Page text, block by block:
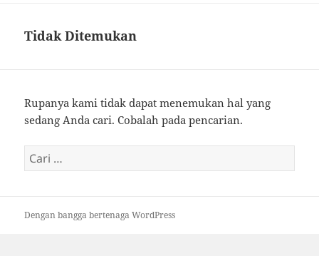
Tidak Ditemukan
Rupanya kami tidak dapat menemukan hal yang
sedang Anda cari. Cobalah pada pencarian.
Cari
untuk:
Dengan bangga bertenaga WordPress